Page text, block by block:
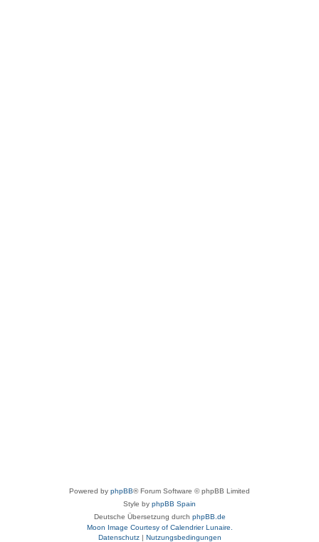
Powered by phpBB® Forum Software © phpBB Limited
Style by phpBB Spain
Deutsche Übersetzung durch phpBB.de
Moon Image Courtesy of Calendrier Lunaire.
Datenschutz| Nutzungsbedingungen